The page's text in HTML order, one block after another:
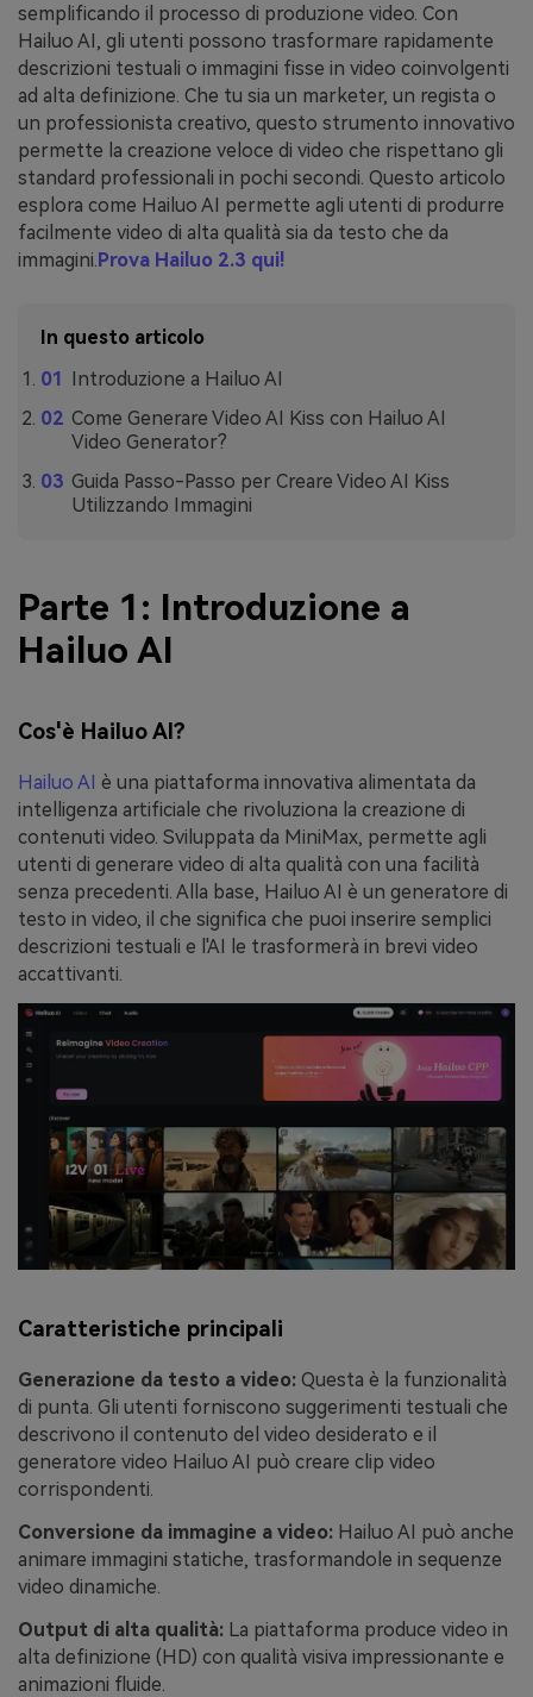
semplificando il processo di produzione video. Con
Hailuo AI, gli utenti possono trasformare rapidamente
descrizioni testuali o immagini fisse in video coinvolgenti
ad alta definizione. Che tu sia un marketer, un regista o
un professionista creativo, questo strumento innovativo
permette la creazione veloce di video che rispettano gli
standard professionali in pochi secondi. Questo articolo
esplora come Hailuo AI permette agli utenti di produrre
facilmente video di alta qualità sia da testo che da
immagini. Prova Hailuo 2.3 qui!
In questo articolo
Introduzione a Hailuo AI
Come Generare Video AI Kiss con Hailuo AI
Video Generator?
Guida Passo-Passo per Creare Video AI Kiss
Utilizzando Immagini
Parte 1: Introduzione a
Hailuo AI
Cos'è Hailuo AI?
Hailuo AI è una piattaforma innovativa alimentata da
intelligenza artificiale che rivoluziona la creazione di
contenuti video. Sviluppata da MiniMax, permette agli
utenti di generare video di alta qualità con una facilità
senza precedenti. Alla base, Hailuo AI è un generatore di
testo in video, il che significa che puoi inserire semplici
descrizioni testuali e l'AI le trasformerà in brevi video
accattivanti.
Caratteristiche principali
Generazione da testo a video: Questa è la funzionalità
di punta. Gli utenti forniscono suggerimenti testuali che
descrivono il contenuto del video desiderato e il
generatore video Hailuo AI può creare clip video
corrispondenti.
Conversione da immagine a video: Hailuo AI può anche
animare immagini statiche, trasformandole in sequenze
video dinamiche.
Output di alta qualità: La piattaforma produce video in
alta definizione (HD) con qualità visiva impressionante e
animazioni fluide.